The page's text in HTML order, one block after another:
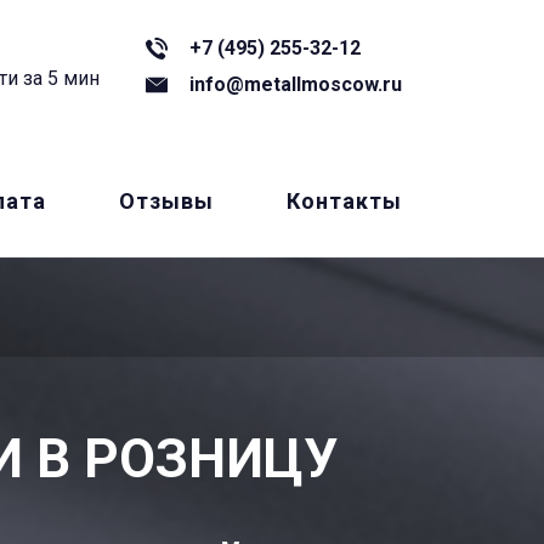
за 5 мин
+7 (495) 255-32-12
info@metallmoscow.ru
Отзывы Контакты
В РОЗНИЦУ